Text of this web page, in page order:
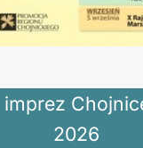
imprez
2026